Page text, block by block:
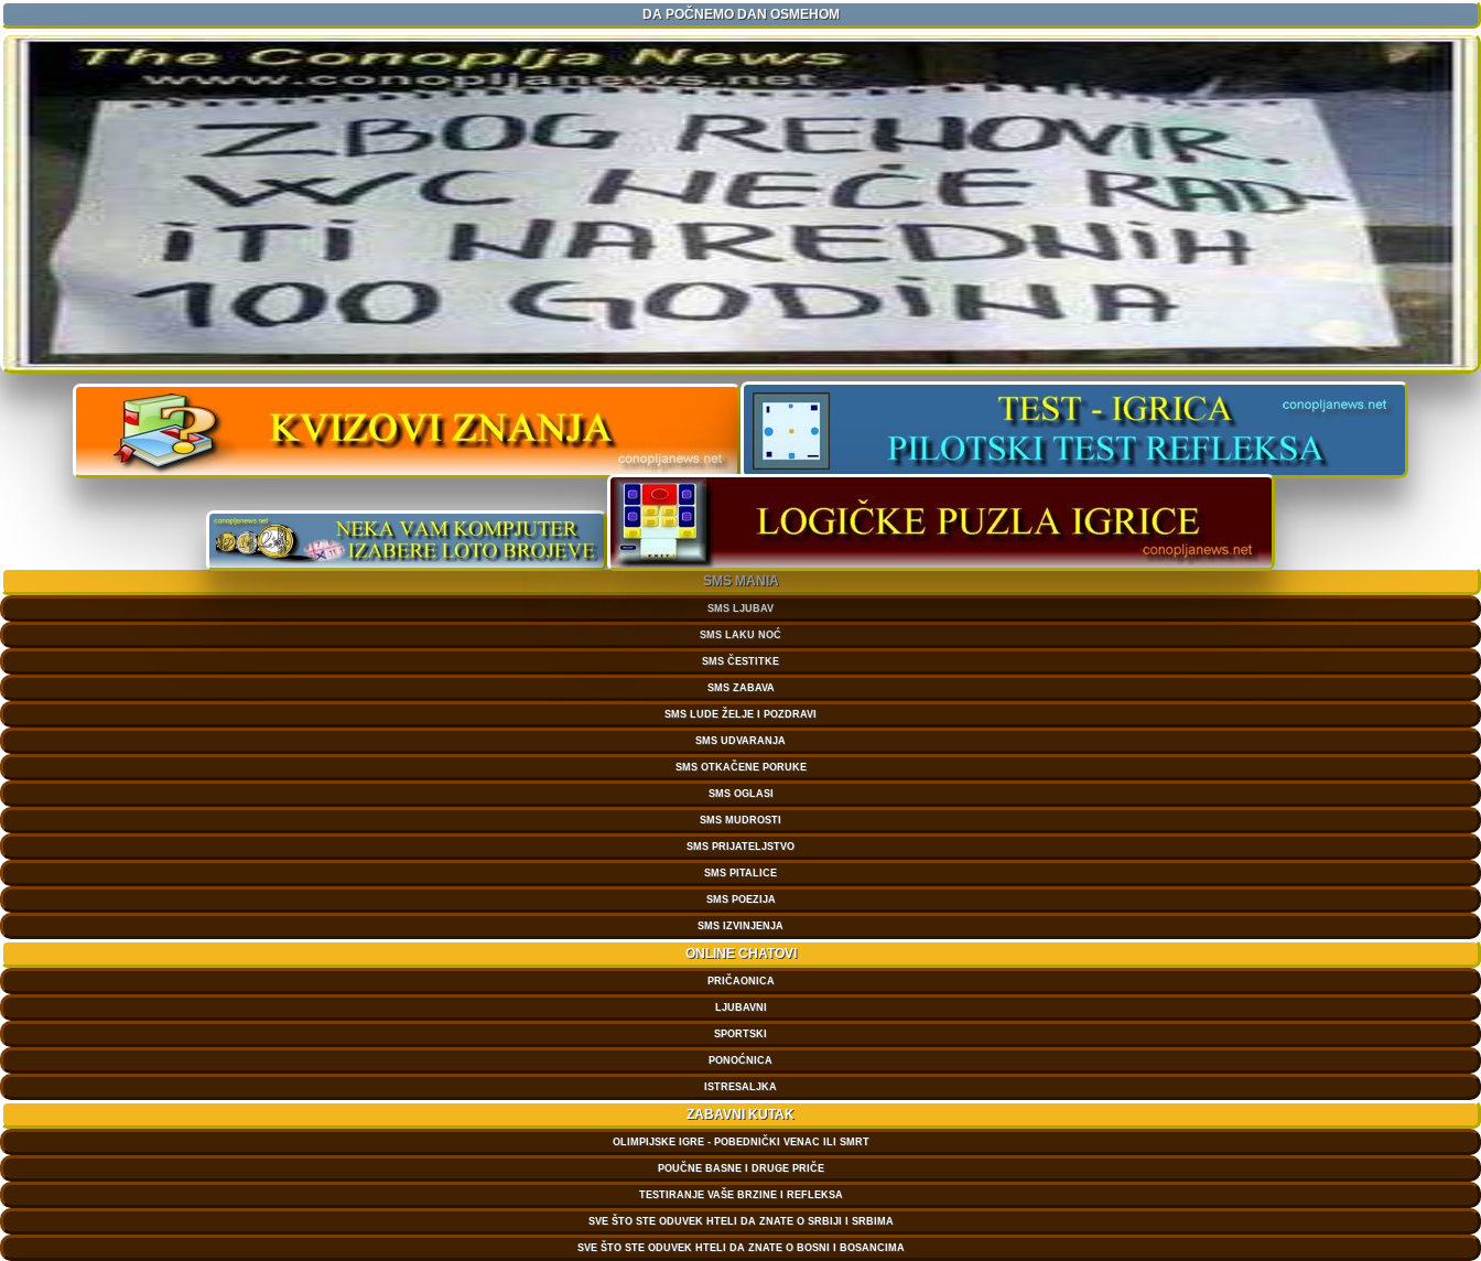
DA POČNEMO DAN OSMEHOM
SMS MANIA
SMS LJUBAV
SMS LAKU NOĆ
SMS ČESTITKE
SMS ZABAVA
SMS LUDE ŽELJE I POZDRAVI
SMS UDVARANJA
SMS OTKAČENE PORUKE
SMS OGLASI
SMS MUDROSTI
SMS PRIJATELJSTVO
SMS PITALICE
SMS POEZIJA
SMS IZVINJENJA
ONLINE CHATOVI
PRIČAONICA
LJUBAVNI
SPORTSKI
PONOĆNICA
ISTRESALJKA
ZABAVNI KUTAK
OLIMPIJSKE IGRE - POBEDNIČKI VENAC ILI SMRT
POUČNE BASNE I DRUGE PRIČE
TESTIRANJE VAŠE BRZINE I REFLEKSA
SVE ŠTO STE ODUVEK HTELI DA ZNATE O SRBIJI I SRBIMA
SVE ŠTO STE ODUVEK HTELI DA ZNATE O BOSNI I BOSANCIMA